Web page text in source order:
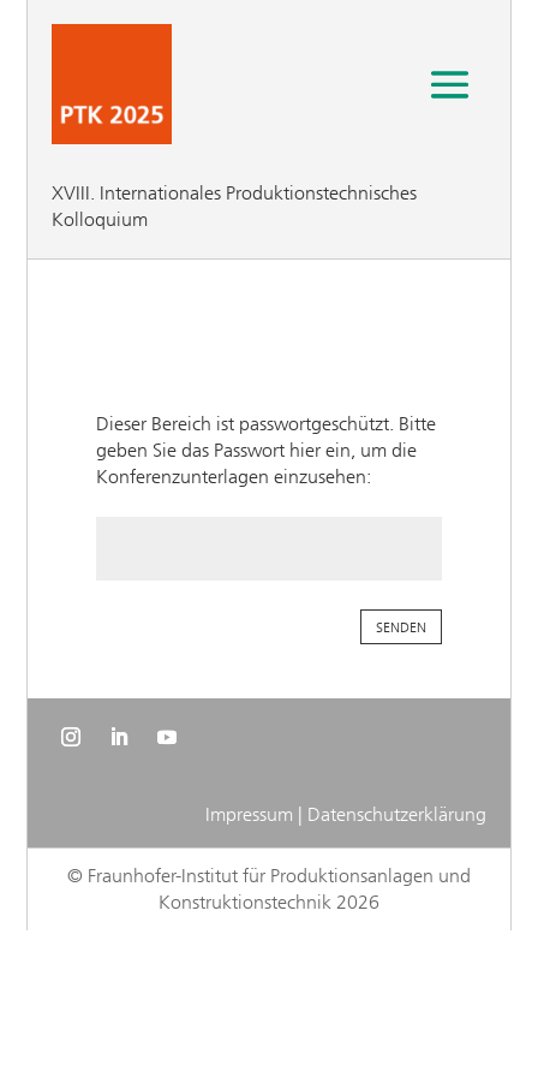
XVIII. Internationales Produktionstechnisches
Kolloquium
Impressum Datenschutzerklärung
© Fraunhofer-Institut für Produktionsanlagen und
Konstruktionstechnik 2026